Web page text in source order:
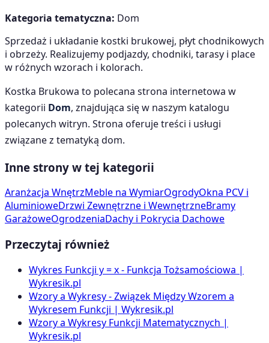
Kategoria tematyczna: Dom
Sprzedaż i układanie kostki brukowej, płyt chodnikowych
i obrzeży. Realizujemy podjazdy, chodniki, tarasy i place
w różnych wzorach i kolorach.
Kostka Brukowa to polecana strona internetowa w
kategorii Dom, znajdująca się w naszym katalogu
polecanych witryn. Strona oferuje treści i usługi
związane z tematyką dom.
Inne strony w tej kategorii
Aranżacja WnętrzMeble na WymiarOgrodyOkna PCV i
AluminioweDrzwi Zewnętrzne i WewnętrzneBramy
GarażoweOgrodzeniaDachy i Pokrycia Dachowe
Przeczytaj również
Wykres Funkcji y = x - Funkcja Tożsamościowa |
Wykresik.pl
Wzory a Wykresy - Związek Między Wzorem a
Wykresem Funkcji | Wykresik.pl
Wzory a Wykresy Funkcji Matematycznych |
Wykresik.pl